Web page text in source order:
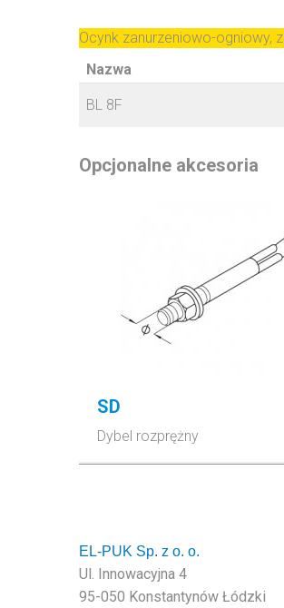
Ocynk zanurzeniowo-ogniowy,
Nazwa
BL 8F
Opcjonalne akcesoria
SD
Dybel rozprężny
EL-PUK Sp. z o. o.
Ul. Innowacyjna 4
95-050 Konstantynów Łódzki